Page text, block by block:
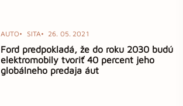
AUTO SITA 26. 05. 2021
Ford predpokladá, že do roku 2030 budú
elektromobily tvoriť 40 percent jeho
globálneho predaja áut